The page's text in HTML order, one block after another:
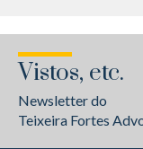
Vistos, etc.
Newsletter do
Teixeira Fortes